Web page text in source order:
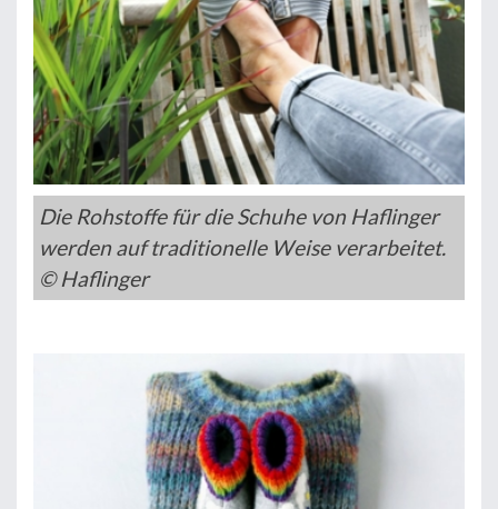
Die Rohstoffe für die Schuhe von Haflinger
werden auf traditionelle Weise verarbeitet.
© Haflinger